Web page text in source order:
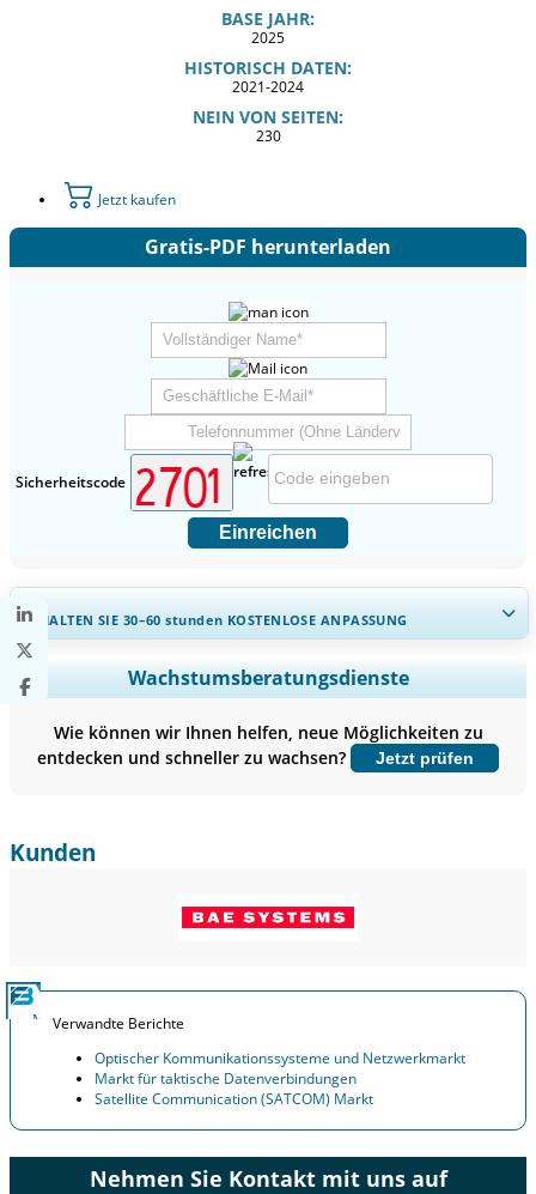
BASE JAHR:
2025
HISTORISCH DATEN:
2021-2024
NEIN VON SEITEN:
230
Jetzt kaufen
Gratis-PDF herunterladen
Sicherheitscode
Einreichen
ERHALTEN SIE 30–60stunden KOSTENLOSE ANPASSUNG
Regionale und länderspezifische Abdeckung erweitern,
Segmentanalyse, Unternehmensprofile, Wettbewerbs-
Jetzt anpassen
Wachstumsberatungsdienste
Wie können wir Ihnen helfen, neue Möglichkeiten zu
entdecken und schneller zu wachsen?
Jetzt prüfen
Kunden
Verwandte Berichte
Optischer Kommunikationssysteme und Netzwerkmarkt
Markt für taktische Datenverbindungen
Satellite Communication (SATCOM) Markt
Nehmen Sie Kontakt mit uns auf